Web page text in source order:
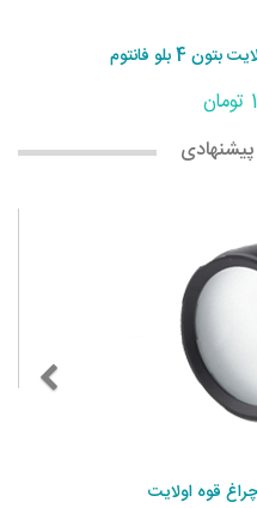
بلو فانتوم
قوه اولایت